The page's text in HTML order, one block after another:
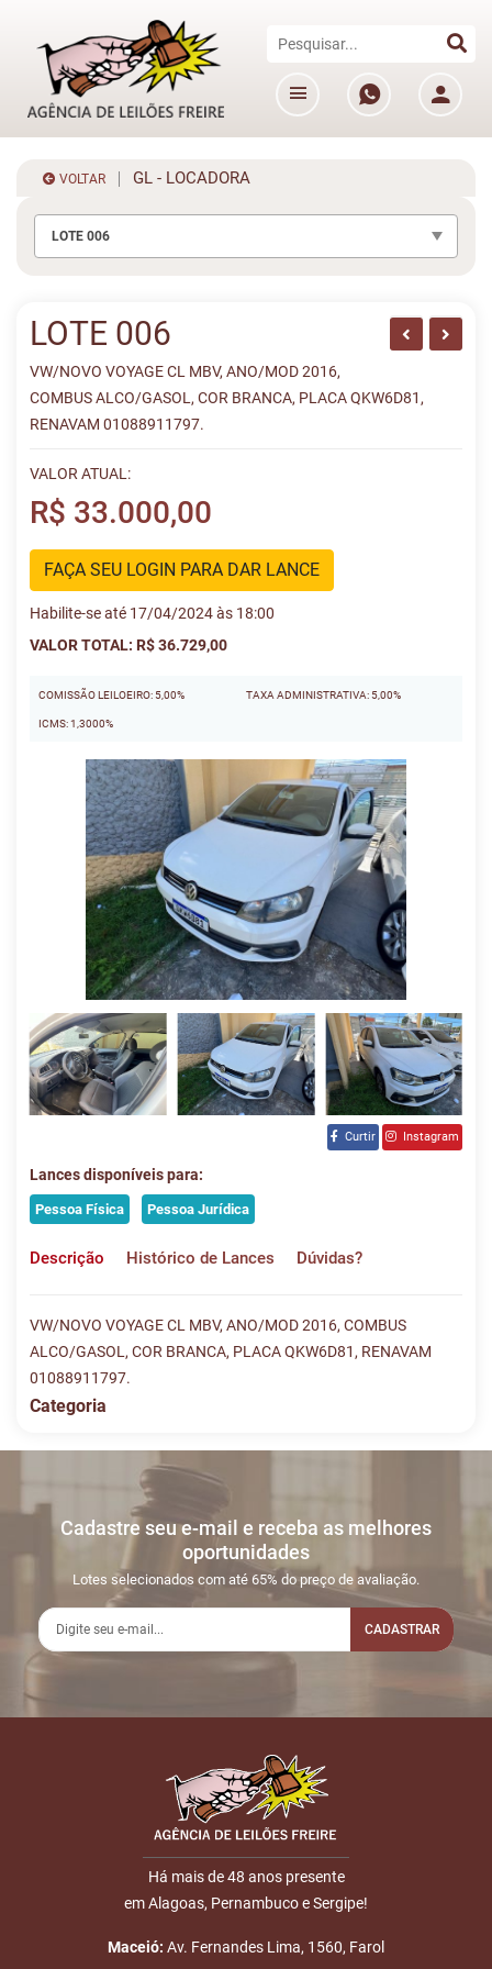
VOLTAR GL - LOCADORA
LOTE 006
LOTE 006
VW/NOVO VOYAGE CL MBV, ANO/MOD 2016,
COMBUS ALCO/GASOL, COR BRANCA, PLACA QKW6D81,
RENAVAM 01088911797.
VALOR ATUAL:
R$ 33.000,00
FAÇA SEU LOGIN PARA DAR LANCE
Habilite-se até 17/04/2024 às 18:00
VALOR TOTAL: R$ 36.729,00
COMISSÃO LEILOEIRO: 5,00%
ICMS: 1,3000%
TAXA ADMINISTRATIVA: 5,00%
Curtir Instagram
Lances disponíveis para:
Pessoa Física Pessoa Jurídica
Descrição Histórico de Lances Dúvidas?
VW/NOVO VOYAGE CL MBV, ANO/MOD 2016, COMBUS
ALCO/GASOL, COR BRANCA, PLACA QKW6D81, RENAVAM
01088911797.
Categoria
DATA/HORA
17/04
INICIO DO
LEILÃO
Disputas
iniciadas
17/04
21:36:03
LEILÃO
ENCERRADO
Fim das
conosco pelo whatsapp:
Sua dúvida
Nome
Cadastre seu e-mail e receba as melhores
oportunidades
Lotes selecionados com até 65% do preço de avaliação.
CADASTRAR
Há mais de 48 anos presente
em Alagoas, Pernambuco e Sergipe!
Maceió: Av. Fernandes Lima, 1560, Farol